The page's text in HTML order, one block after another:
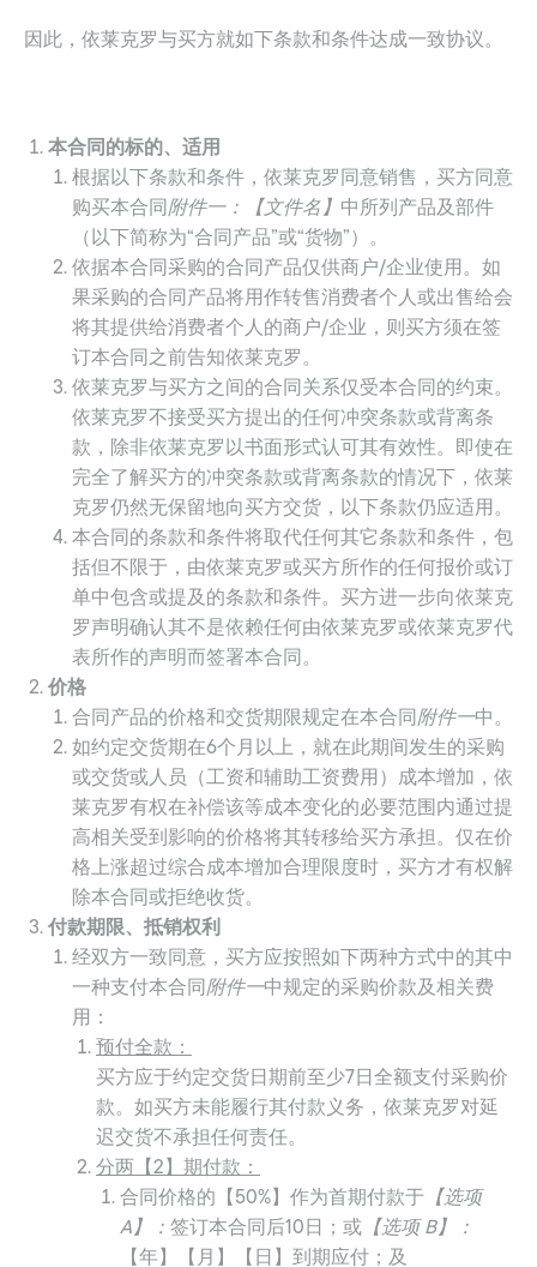
因此，依莱克罗与买方就如下条款和条件达成一致协议。
本合同的标的、适用
根据以下条款和条件，依莱克罗同意销售，买方同意
购买本合同附件一：【文件名】 中所列产品及部件
（以下简称为“合同产品”或“货物”）。
依据本合同采购的合同产品仅供商户/企业使用。如
果采购的合同产品将用作转售消费者个人或出售给会
将其提供给消费者个人的商户/企业，则买方须在签
订本合同之前告知依莱克罗。
依莱克罗与买方之间的合同关系仅受本合同的约束。
依莱克罗不接受买方提出的任何冲突条款或背离条
款，除非依莱克罗以书面形式认可其有效性。即使在
完全了解买方的冲突条款或背离条款的情况下，依莱
克罗仍然无保留地向买方交货，以下条款仍应适用。
本合同的条款和条件将取代任何其它条款和条件，包
括但不限于，由依莱克罗或买方所作的任何报价或订
单中包含或提及的条款和条件。买方进一步向依莱克
罗声明确认其不是依赖任何由依莱克罗或依莱克罗代
表所作的声明而签署本合同。
价格
合同产品的价格和交货期限规定在本合同附件一中。
如约定交货期在6个月以上，就在此期间发生的采购
或交货或人员（工资和辅助工资费用）成本增加，依
莱克罗有权在补偿该等成本变化的必要范围内通过提
高相关受到影响的价格将其转移给买方承担。仅在价
格上涨超过综合成本增加合理限度时，买方才有权解
除本合同或拒绝收货。
付款期限、抵销权利
经双方一致同意，买方应按照如下两种方式中的其中
一种支付本合同附件一中规定的采购价款及相关费
用：
预付全款：
买方应于约定交货日期前至少7日全额支付采购价
款。如买方未能履行其付款义务，依莱克罗对延
迟交货不承担任何责任。
分两【2】 期付款：
合同价格的【50%】作为首期付款于 【选项
A】： 签订本合同后10日；或 【选项B】：
【年】【月】【日】到期应付；及